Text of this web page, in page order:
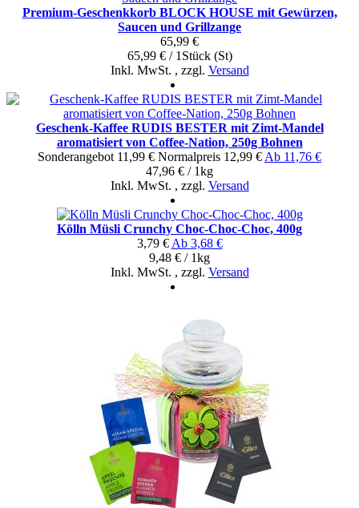
Premium-Geschenkkorb BLOCK HOUSE mit Gewürzen,
Saucen und Grillzange
65,99 €
65,99 € / 1Stück (St)
Inkl. MwSt. , zzgl. Versand
Geschenk-Kaffee RUDIS BESTER mit Zimt-Mandel
aromatisiert von Coffee-Nation, 250g Bohnen
Sonderangebot 11,99 € Normal­preis 12,99 € Ab 11,76 €
47,96 € / 1kg
Inkl. MwSt. , zzgl. Versand
Kölln Müsli Crunchy Choc-Choc-Choc, 400g
3,79 € Ab 3,68 €
9,48 € / 1kg
Inkl. MwSt. , zzgl. Versand